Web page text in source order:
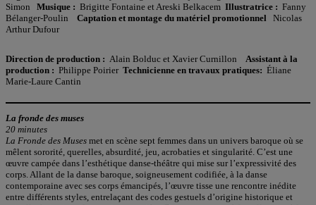
Simon Musique : Brigitte Fontaine et Areski Belkacem Illustratrice : Fanny
Bélanger-Poulin Captation et montage du matériel promotionnel
Nicolas
Arthur Dufour
Direction de production : Alain Bolduc et Xavier Curnillon Assistant à la
production : Philippe Poirier Technicienne en travaux pratiques: Éliane
Marie-Laure Cantin
La fronde des muses
20 minutes
La Fronde des Muses met en scène sept femmes dans un univers baroque où se
mêlent sororité, querelles, absurdité, jeu, acrobaties et singularité. C’est une
œuvre campée dans l’esthétique danse-théâtre qui mise sur l’expressivité des
corps. Allant de la danse baroque, soigneusement codifiée, à la danse
contemporaine avec ses corps émancipés, l’œuvre tisse une rencontre inédite
entre différents styles, entrelaçant des codes gestuels d’origine historique et